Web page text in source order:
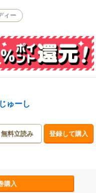
ィー
ゅーし
無料立読み 登録して購入
購入